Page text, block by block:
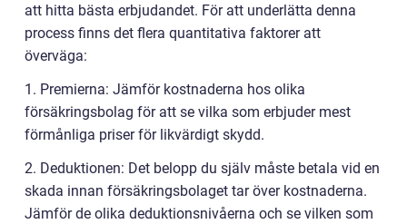
att hitta bästa erbjudandet. För att underlätta denna
process finns det flera quantitativa faktorer att
överväga:
1. Premierna: Jämför kostnaderna hos olika
försäkringsbolag för att se vilka som erbjuder mest
förmånliga priser för likvärdigt skydd.
2. Deduktionen: Det belopp du själv måste betala vid en
skada innan försäkringsbolaget tar över kostnaderna.
Jämför de olika deduktionsnivåerna och se vilken som